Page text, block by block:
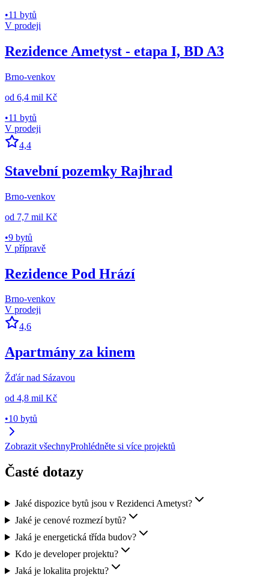
•11 bytů
V prodeji
Rezidence Ametyst - etapa I, BD A3
Brno-venkov
od 6,4 mil Kč
•11 bytů
V prodeji
4,4
Stavební pozemky Rajhrad
Brno-venkov
od 7,7 mil Kč
•9 bytů
V přípravě
Rezidence Pod Hrází
Brno-venkov
V prodeji
4,6
Apartmány za kinem
Žďár nad Sázavou
od 4,8 mil Kč
•10 bytů
Zobrazit všechnyProhlédněte si více projektů
Časté dotazy
Jaké dispozice bytů jsou v Rezidenci Ametyst?
Jaké je cenové rozmezí bytů?
Jaká je energetická třída budov?
Kdo je developer projektu?
Jaká je lokalita projektu?